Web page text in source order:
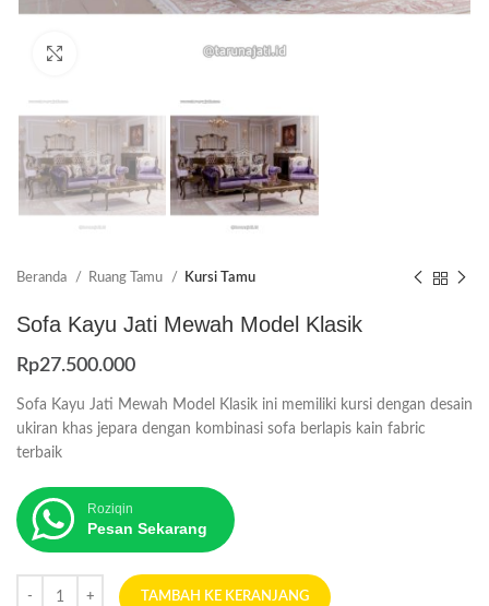
Beranda Ruang Tamu Kursi Tamu
Sofa Kayu Jati Mewah Model Klasik
Rp27.500.000
Sofa Kayu Jati Mewah Model Klasik ini memiliki kursi dengan desain
ukiran khas jepara dengan kombinasi sofa berlapis kain fabric
terbaik
Roziqin
Pesan Sekarang
TAMBAH KE KERANJANG